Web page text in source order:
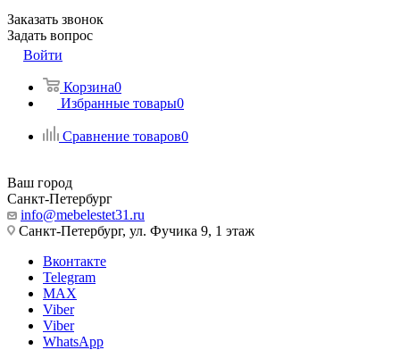
Заказать звонок
Задать вопрос
Войти
Корзина0
Избранные товары0
Сравнение товаров0
Ваш город
Санкт-Петербург
info@mebelestet31.ru
Санкт-Петербург, ул. Фучика 9, 1 этаж
Вконтакте
Telegram
MAX
Viber
Viber
WhatsApp